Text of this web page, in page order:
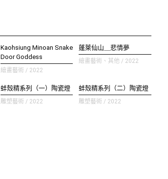
Kaohsiung Minoan Snake
Door Goddess
繪畫藝術 / 2022
蓬萊仙山＿悲情夢
繪畫藝術、其他 / 2022
蚌殼精系列（一）陶瓷燈
雕塑藝術 / 2022
蚌殼精系列（二）陶瓷燈
雕塑藝術 / 2022